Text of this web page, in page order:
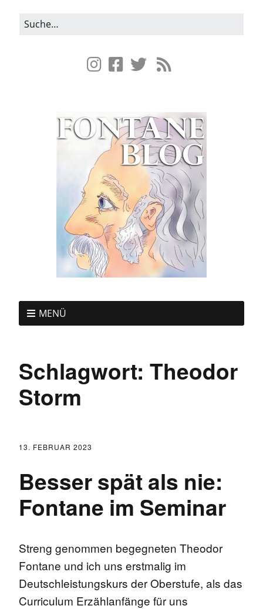
MENÜ
Schlagwort: Theodor
Storm
13. FEBRUAR 2023
Besser spät als nie:
Fontane im Seminar
Streng genommen begegneten Theodor
Fontane und ich uns erstmalig im
Deutschleistungskurs der Oberstufe, als das
Curriculum Erzählanfänge für uns